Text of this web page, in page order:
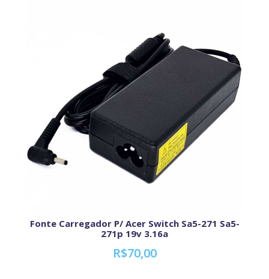
Fonte Carregador P/ Acer Switch Sa5-271 Sa5-
271p 19v 3.16a
R$70,00